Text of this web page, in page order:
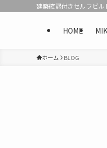
建築確認付きセルフビ
HOME
ホーム BLOG